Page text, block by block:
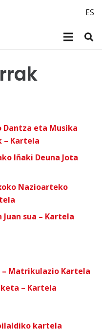
ES
Dantza eta Musika
– Kartela
Iñaki Deuna Jota
Nazioarteko
Juan sua – Kartela
– Matrikulazio Kartela
– Kartela
kartela